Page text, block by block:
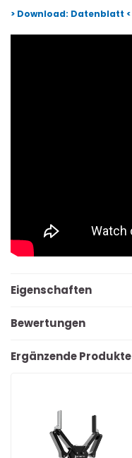
> Download: Datenblatt <
Eigenschaften
Bewertungen
Ergänzende Produkte